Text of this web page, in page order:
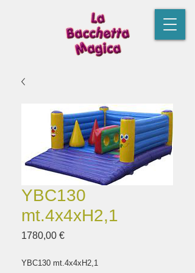
YBC130
mt.4x4xH2,1
1780,00 €Prezzo
YBC130 mt.4x4xH2,1